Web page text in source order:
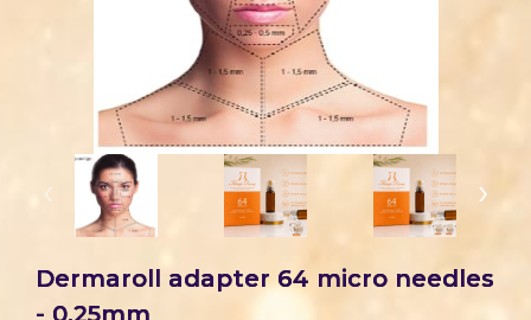
‹ ›
Dermaroll adapter 64 micro needles
- 0.25mm